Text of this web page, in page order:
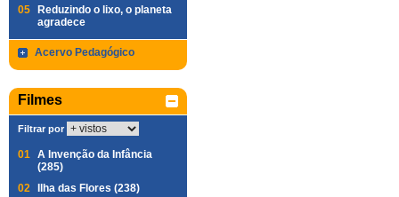
05
Reduzindo o lixo, o planeta
agradece
Acervo Pedagógico
Filmes
Filtrar por
01 A Invenção da Infância
(285)
02
Ilha das Flores (238)